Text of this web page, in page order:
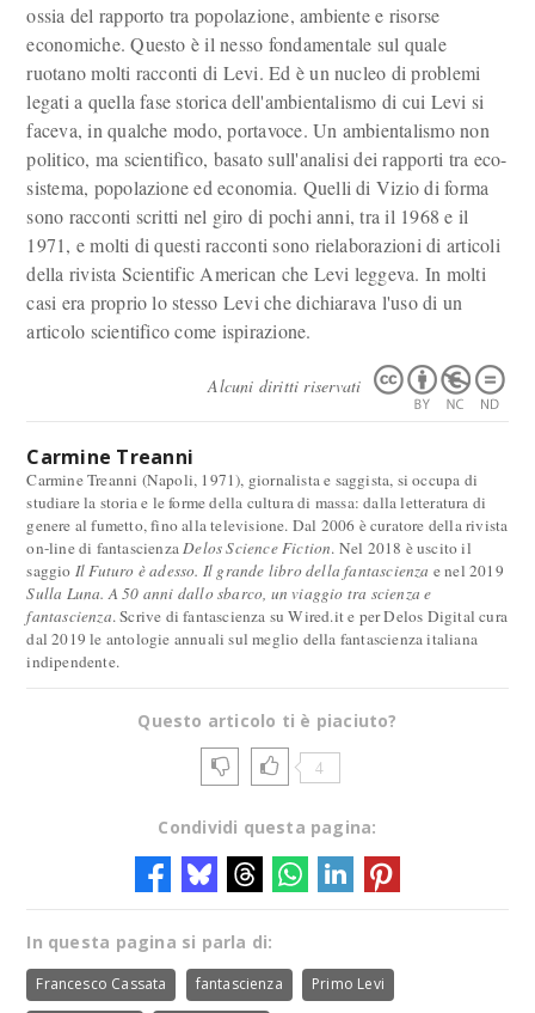
ossia del rapporto tra popolazione, ambiente e risorse
economiche. Questo è il nesso fondamentale sul quale
ruotano molti racconti di Levi. Ed è un nucleo di problemi
legati a quella fase storica dell'ambientalismo di cui Levi si
faceva, in qualche modo, portavoce. Un ambientalismo non
politico, ma scientifico, basato sull'analisi dei rapporti tra eco-
sistema, popolazione ed economia. Quelli di Vizio di forma
sono racconti scritti nel giro di pochi anni, tra il 1968 e il
1971, e molti di questi racconti sono rielaborazioni di articoli
della rivista Scientific American che Levi leggeva. In molti
casi era proprio lo stesso Levi che dichiarava l'uso di un
articolo scientifico come ispirazione.
Alcuni diritti riservati
Carmine Treanni
Carmine Treanni (Napoli, 1971), giornalista e saggista, si occupa di
studiare la storia e le forme della cultura di massa: dalla letteratura di
genere al fumetto, fino alla televisione. Dal 2006 è curatore della rivista
on-line di fantascienzaDelos Science Fiction. Nel 2018 è uscito il
saggio Il Futuro è adesso. Il grande libro della fantascienza e nel 2019
Sulla Luna. A 50 anni dallo sbarco, un viaggio tra scienza e
fantascienza. Scrive di fantascienza su Wired.it e per Delos Digital cura
dal 2019 le antologie annuali sul meglio della fantascienza italiana
indipendente.
Questo articolo ti è piaciuto?
4
Condividi questa pagina:
In questa pagina si parla di:
Francesco Cassata fantascienza Primo Levi